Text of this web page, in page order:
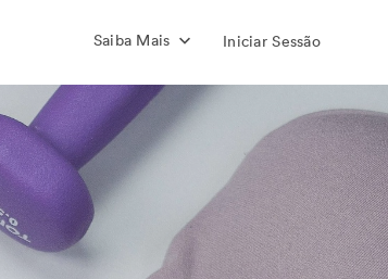
Saiba Mais Iniciar Sessão